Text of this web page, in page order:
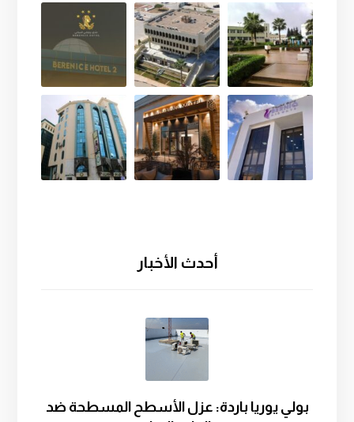
أحدث الأخبار
بولي يوريا باردة: عزل الأسطح المسطحة ضد